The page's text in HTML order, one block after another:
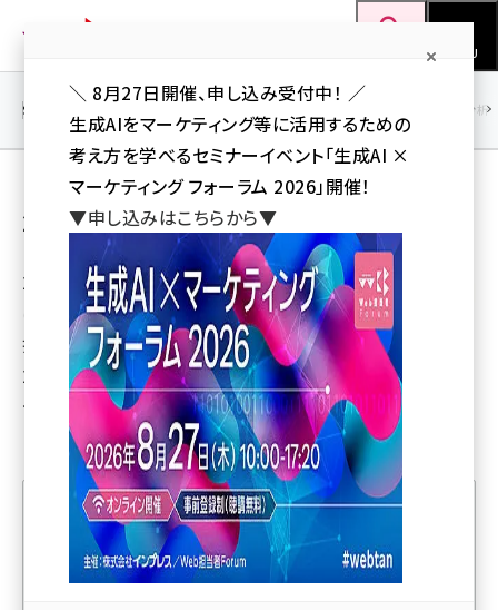
ン
MENU
seo (3528)
ai (2811)
youtube (2439)
note (2315)
セミナー (2308)
z世代 (1623)
meo (1277)
llmo (1166)
SEO アクセス解析／データ分析
【レポート】Web担当者Forumミーティング
2015 Autumn
2015年11月10日から11日
にかけて開催された「Web
担当者Forum ミーティング
2015 秋」の基調講演や各
セッションをレポート。
人気記事ランキング
＼ 8月27日開催、申し込み受付中！ ／
生成AIをマーケティング等に活用するための
考え方を学べるセミナーイベント「生成AI ×
マーケティング フォーラム 2026」開催！
▼申し込みはこちらから▼